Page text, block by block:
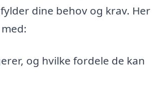
dine behov og krav. Her
og hvilke fordele de kan